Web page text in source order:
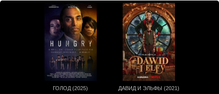
ГОЛОД (2025) ДАВИД И ЭЛЬФЫ (2021)